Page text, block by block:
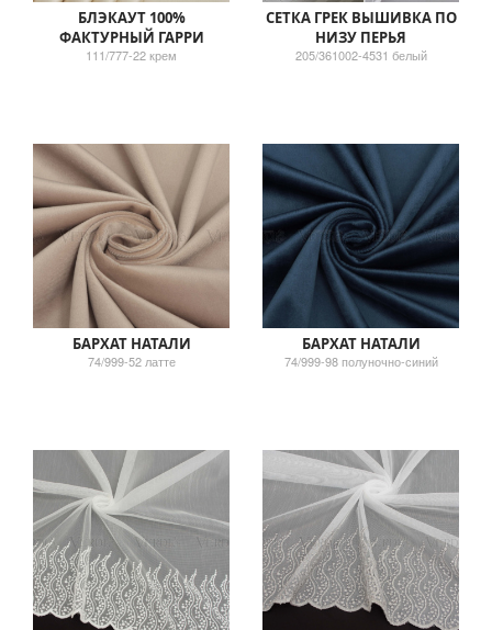
БЛЭКАУТ 100%
ФАКТУРНЫЙ ГАРРИ
111/777-22 крем
СЕТКА ГРЕК ВЫШИВКА ПО
НИЗУ ПЕРЬЯ
205/361002-4531 белый
БАРХАТ НАТАЛИ
74/999-52 латте
БАРХАТ НАТАЛИ
74/999-98 полуночно-синий